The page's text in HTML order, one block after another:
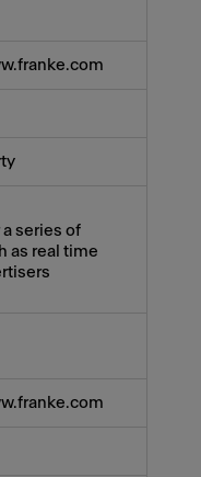
series of
as real time